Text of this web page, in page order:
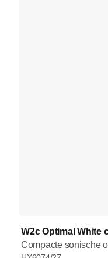
W2c Optimal White
Compacte sonische